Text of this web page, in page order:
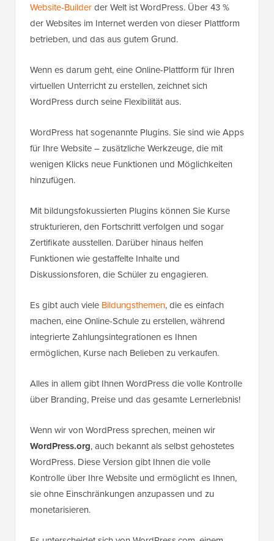
Website-Builderder Welt ist WordPress. Über 43 %
der Websites im Internet werden von dieser Plattform
betrieben, und das aus gutem Grund.
Wenn es darum geht, eine Online-Plattform für Ihren
virtuellen Unterricht zu erstellen, zeichnet sich
WordPress durch seine Flexibilität aus.
WordPress hat sogenannte Plugins. Sie sind wie Apps
für Ihre Website – zusätzliche Werkzeuge, die mit
wenigen Klicks neue Funktionen und Möglichkeiten
hinzufügen.
Mit bildungsfokussierten Plugins können Sie Kurse
strukturieren, den Fortschritt verfolgen und sogar
Zertifikate ausstellen. Darüber hinaus helfen
Funktionen wie gestaffelte Inhalte und
Diskussionsforen, die Schüler zu engagieren.
Es gibt auch viele Bildungsthemen, die es einfach
machen, eine Online-Schule zu erstellen, während
integrierte Zahlungsintegrationen es Ihnen
ermöglichen, Kurse nach Belieben zu verkaufen.
Alles in allem gibt Ihnen WordPress die volle Kontrolle
über Branding, Preise und das gesamte Lernerlebnis!
Wenn wir von WordPress sprechen, meinen wir
WordPress.org, auch bekannt als selbst gehostetes
WordPress. Diese Version gibt Ihnen die volle
Kontrolle über Ihre Website und ermöglicht es Ihnen,
sie ohne Einschränkungen anzupassen und zu
monetarisieren.